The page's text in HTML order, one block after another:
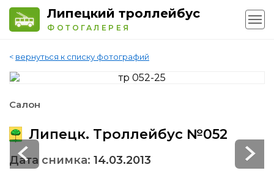
Липецкий троллейбус
ФОТОГАЛЕРЕЯ
< вернуться к списку фотографий
Салон
Липецк. Троллейбус №052
Дата снимка: 14.03.2013